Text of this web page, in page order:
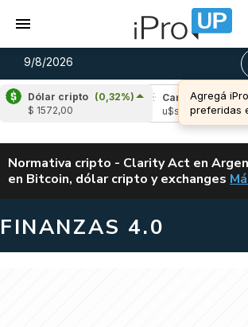
9/8/2026
Agregá
preferidas
Dólar cripto (0,32%)
$ 1572,00
(-0,33%)
Cardano
(-1,27%)
u$s 0,20
ALERTA
Normativa cripto - Clarity Act en
en Bitcoin, dólar cripto y exchanges
FINANZAS 4.0